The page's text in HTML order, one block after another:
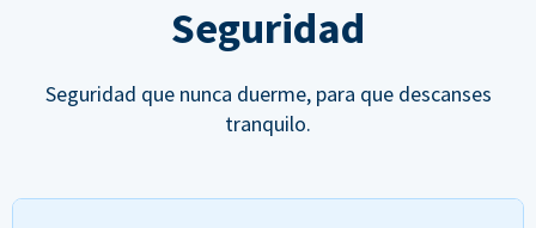
Seguridad
Seguridad que nunca duerme, para que descanses
tranquilo.